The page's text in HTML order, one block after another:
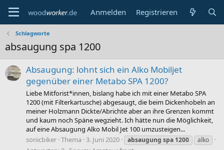
Anmelden Registrieren
Schlagworte
absaugung spa 1200
Absaugung: lohnt sich ein Alko Mobiljet
gegenüber einer Metabo SPA 1200?
Liebe Mitforist*innen, bislang habe ich mit einer Metabo SPA
1200 (mit Filterkartusche) abgesaugt, die beim Dickenhobeln an
meiner Holzmann Dickte/Abrichte aber an ihre Grenzen kommt
und kaum noch Späne wegzieht. Ich hätte nun die Möglichkeit,
auf eine Absaugung Alko Mobil Jet 100 umzusteigen...
sonicbiker Thema 3. Juni 2020 absaugung spa 1200 alko